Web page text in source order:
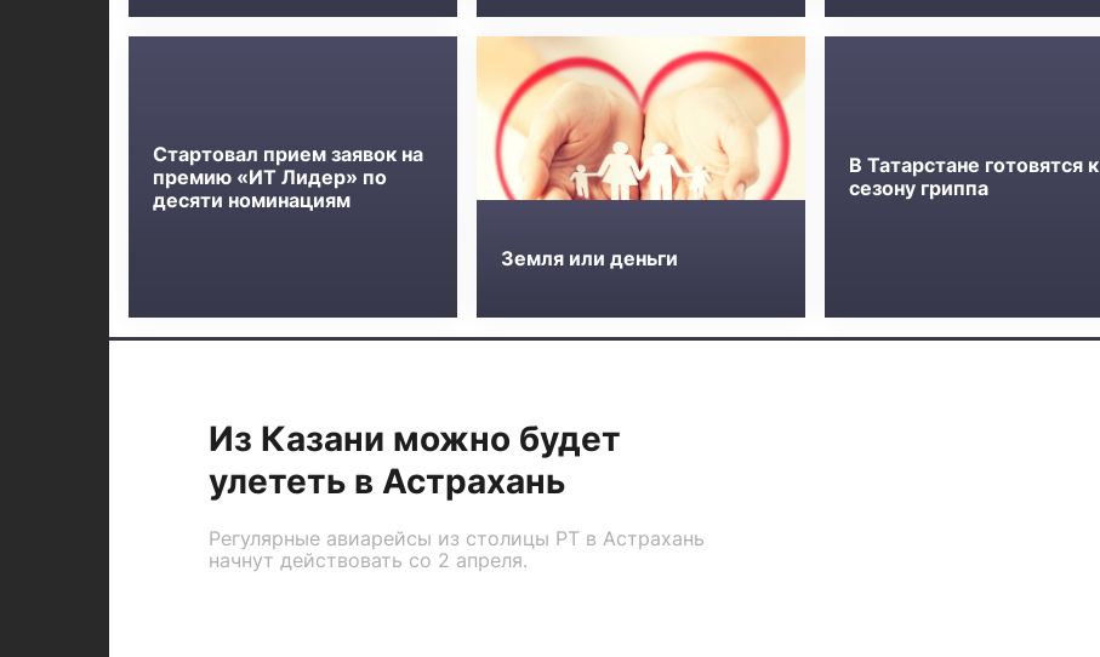
Стартовал прием заявок на
премию «ИТ Лидер» по
десяти номинациям
Земля или деньги
В Татарстане готовятся к
сезону гриппа
Из Казани можно будет
улететь в Астрахань
Регулярные авиарейсы из столицы РТ в Астрахань
начнут действовать со 2 апреля.